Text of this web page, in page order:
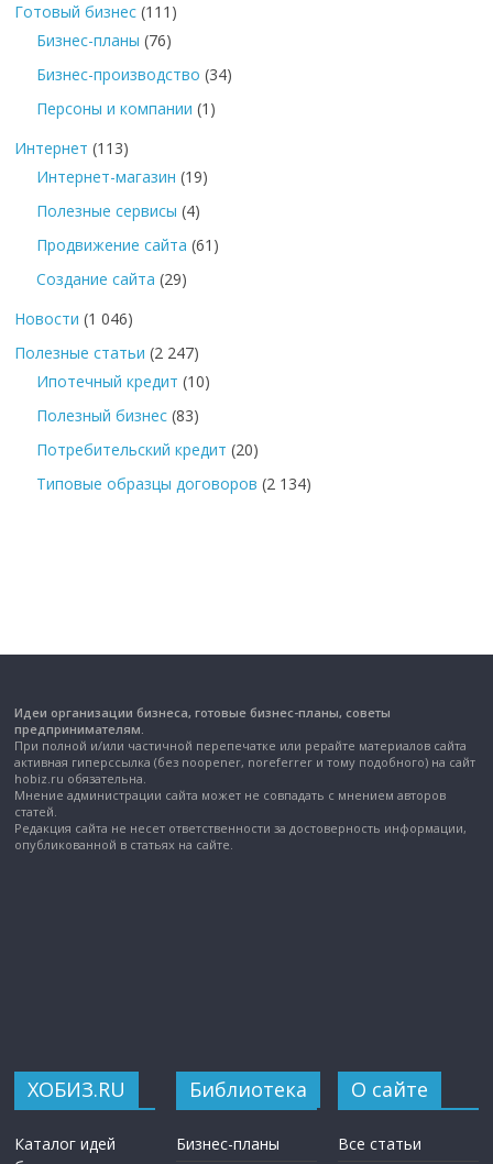
Готовый бизнес (111)
Бизнес-планы (76)
Бизнес-производство (34)
Персоны и компании (1)
Интернет (113)
Интернет-магазин (19)
Полезные сервисы (4)
Продвижение сайта (61)
Создание сайта (29)
Новости (1 046)
Полезные статьи (2 247)
Ипотечный кредит (10)
Полезный бизнес (83)
Потребительский кредит (20)
Типовые образцы договоров (2 134)
Идеи организации бизнеса, готовые бизнес-планы, советы
предпринимателям.
При полной и/или частичной перепечатке или рерайте материалов сайта
активная гиперссылка (без noopener, noreferrer и тому подобного) на сайт
hobiz.ru обязательна.
Мнение администрации сайта может не совпадать с мнением авторов
статей.
Редакция сайта не несет ответственности за достоверность информации,
опубликованной в статьях на сайте.
ХОБИЗ.RU
Каталог идей
Библиотека
Бизнес-планы
О сайте
Все статьи